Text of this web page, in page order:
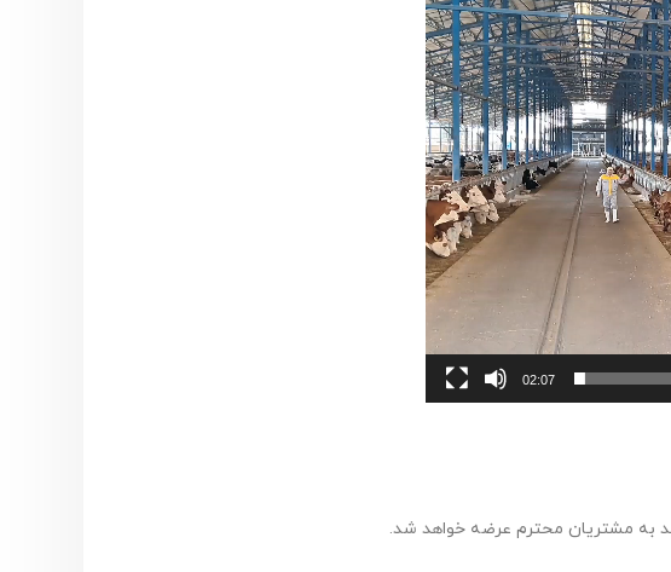
02:07
به مشتریان محترم عرضه خواهد شد.